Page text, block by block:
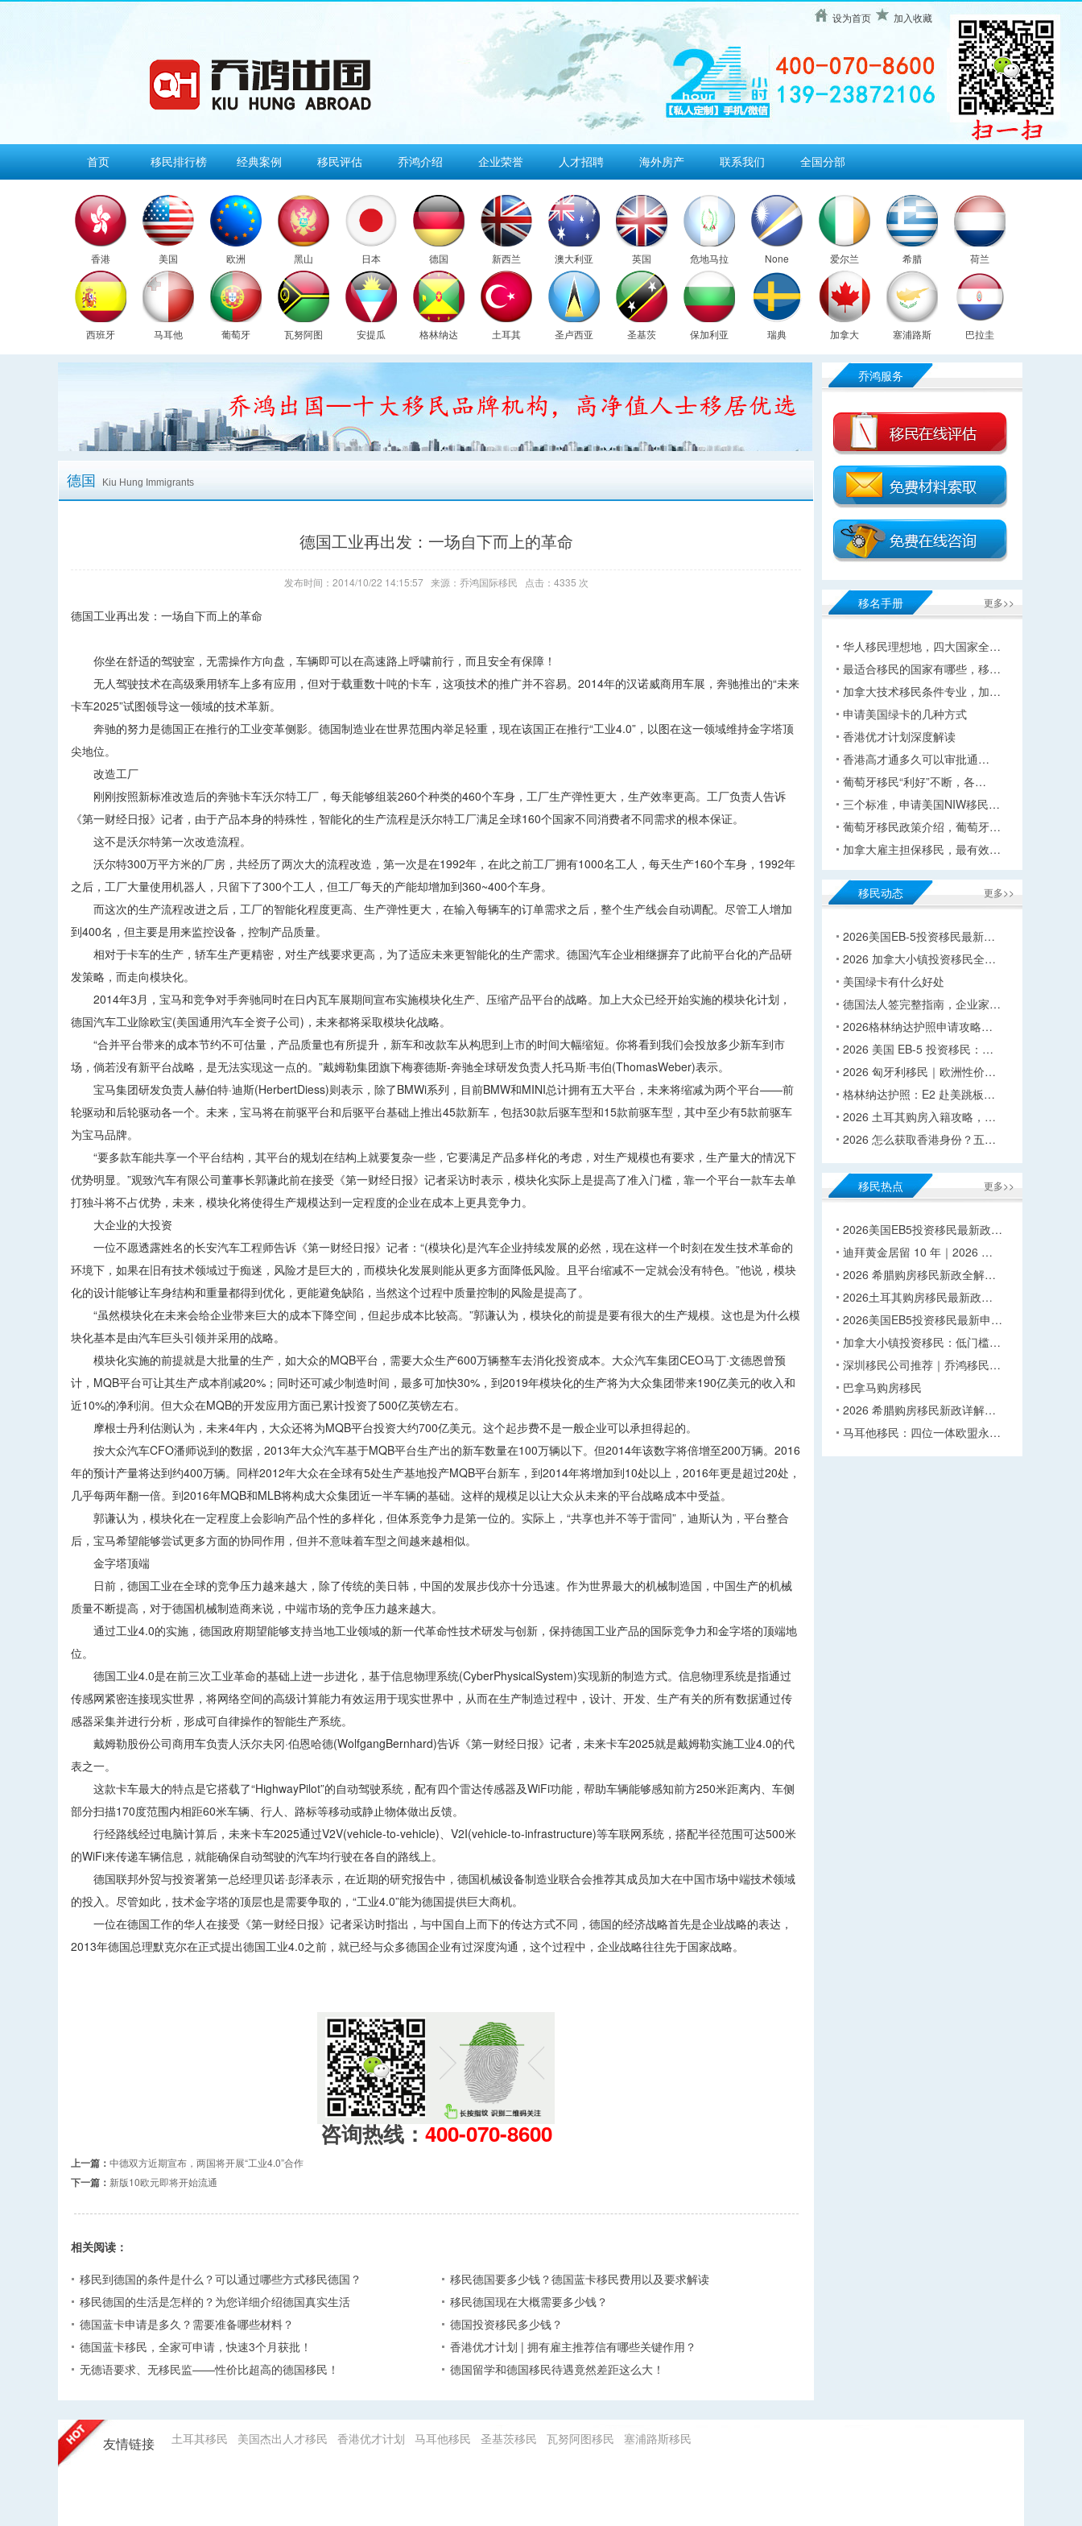
设为首页 加入收藏
首页 移民排行榜 经典案例 移民评估 乔鸿介绍 企业荣誉 人才招聘 海外房产 联系我们 全国分部
香港 美国 欧洲 黑山 日本 德国 新西兰 澳大利亚 英国 危地马拉 None 爱尔兰 希腊 荷兰
西班牙 马耳他 葡萄牙 瓦努阿图 安提瓜 格林纳达 土耳其 圣卢西亚 圣基茨 保加利亚 瑞典 加拿大 塞浦路斯 巴拉圭
德国 Kiu Hung Immigrants
德国工业再出发：一场自下而上的革命
发布时间：2014/10/22 14:15:57 来源：乔鸿国际移民 点击：4335 次
德国工业再出发：一场自下而上的革命
你坐在舒适的驾驶室，无需操作方向盘，车辆即可以在高速路上呼啸前行，而且安全有保障！
无人驾驶技术在高级乘用轿车上多有应用，但对于载重数十吨的卡车，这项技术的推广并不容易。2014年的汉诺威商用车展，奔驰推出的“未来
卡车2025”试图领导这一领域的技术革新。
奔驰的努力是德国正在推行的工业变革侧影。德国制造业在世界范围内举足轻重，现在该国正在推行“工业4.0”，以图在这一领域维持金字塔顶
尖地位。
改造工厂
刚刚按照新标准改造后的奔驰卡车沃尔特工厂，每天能够组装260个种类的460个车身，工厂生产弹性更大，生产效率更高。工厂负责人告诉
《第一财经日报》记者，由于产品本身的特殊性，智能化的生产流程是沃尔特工厂满足全球160个国家不同消费者不同需求的根本保证。
这不是沃尔特第一次改造流程。
沃尔特300万平方米的厂房，共经历了两次大的流程改造，第一次是在1992年，在此之前工厂拥有1000名工人，每天生产160个车身，1992年
之后，工厂大量使用机器人，只留下了300个工人，但工厂每天的产能却增加到360~400个车身。
而这次的生产流程改进之后，工厂的智能化程度更高、生产弹性更大，在输入每辆车的订单需求之后，整个生产线会自动调配。尽管工人增加
到400名，但主要是用来监控设备，控制产品质量。
相对于卡车的生产，轿车生产更精密，对生产线要求更高，为了适应未来更智能化的生产需求。德国汽车企业相继摒弃了此前平台化的产品研
发策略，而走向模块化。
2014年3月，宝马和竞争对手奔驰同时在日内瓦车展期间宣布实施模块化生产、压缩产品平台的战略。加上大众已经开始实施的模块化计划，
德国汽车工业除欧宝(美国通用汽车全资子公司)，未来都将采取模块化战略。
“合并平台带来的成本节约不可估量，产品质量也有所提升，新车和改款车从构思到上市的时间大幅缩短。你将看到我们会投放多少新车到市
场，倘若没有新平台战略，是无法实现这一点的。”戴姆勒集团旗下梅赛德斯-奔驰全球研发负责人托马斯·韦伯(ThomasWeber)表示。
宝马集团研发负责人赫伯特·迪斯(HerbertDiess)则表示，除了BMWi系列，目前BMW和MINI总计拥有五大平台，未来将缩减为两个平台——前
轮驱动和后轮驱动各一个。未来，宝马将在前驱平台和后驱平台基础上推出45款新车，包括30款后驱车型和15款前驱车型，其中至少有5款前驱车
为宝马品牌。
“要多款车能共享一个平台结构，其平台的规划在结构上就要复杂一些，它要满足产品多样化的考虑，对生产规模也有要求，生产量大的情况下
优势明显。”观致汽车有限公司董事长郭谦此前在接受《第一财经日报》记者采访时表示，模块化实际上是提高了准入门槛，靠一个平台一款车去单
打独斗将不占优势，未来，模块化将使得生产规模达到一定程度的企业在成本上更具竞争力。
大企业的大投资
一位不愿透露姓名的长安汽车工程师告诉《第一财经日报》记者：“(模块化)是汽车企业持续发展的必然，现在这样一个时刻在发生技术革命的
环境下，如果在旧有技术领域过于痴迷，风险才是巨大的，而模块化发展则能从更多方面降低风险。且平台缩减不一定就会没有特色。”他说，模块
化的设计能够让车身结构和重量都得到优化，更能避免缺陷，当然这个过程中质量控制的风险是提高了。
“虽然模块化在未来会给企业带来巨大的成本下降空间，但起步成本比较高。”郭谦认为，模块化的前提是要有很大的生产规模。这也是为什么模
块化基本是由汽车巨头引领并采用的战略。
模块化实施的前提就是大批量的生产，如大众的MQB平台，需要大众生产600万辆整车去消化投资成本。大众汽车集团CEO马丁·文德恩曾预
计，MQB平台可让其生产成本削减20%；同时还可减少制造时间，最多可加快30%，到2019年模块化的生产将为大众集团带来190亿美元的收入和
近10%的净利润。但大众在MQB的开发应用方面已累计投资了500亿英镑左右。
摩根士丹利估测认为，未来4年内，大众还将为MQB平台投资大约700亿美元。这个起步费不是一般企业可以承担得起的。
按大众汽车CFO潘师说到的数据，2013年大众汽车基于MQB平台生产出的新车数量在100万辆以下。但2014年该数字将倍增至200万辆。2016
年的预计产量将达到约400万辆。同样2012年大众在全球有5处生产基地投产MQB平台新车，到2014年将增加到10处以上，2016年更是超过20处，
几乎每两年翻一倍。到2016年MQB和MLB将构成大众集团近一半车辆的基础。这样的规模足以让大众从未来的平台战略成本中受益。
郭谦认为，模块化在一定程度上会影响产品个性的多样化，但体系竞争力是第一位的。实际上，“共享也并不等于雷同”，迪斯认为，平台整合
后，宝马希望能够尝试更多方面的协同作用，但并不意味着车型之间越来越相似。
金字塔顶端
日前，德国工业在全球的竞争压力越来越大，除了传统的美日韩，中国的发展步伐亦十分迅速。作为世界最大的机械制造国，中国生产的机械
质量不断提高，对于德国机械制造商来说，中端市场的竞争压力越来越大。
通过工业4.0的实施，德国政府期望能够支持当地工业领域的新一代革命性技术研发与创新，保持德国工业产品的国际竞争力和金字塔的顶端地
位。
德国工业4.0是在前三次工业革命的基础上进一步进化，基于信息物理系统(CyberPhysicalSystem)实现新的制造方式。信息物理系统是指通过
传感网紧密连接现实世界，将网络空间的高级计算能力有效运用于现实世界中，从而在生产制造过程中，设计、开发、生产有关的所有数据通过传
感器采集并进行分析，形成可自律操作的智能生产系统。
戴姆勒股份公司商用车负责人沃尔夫冈·伯恩哈德(WolfgangBernhard)告诉《第一财经日报》记者，未来卡车2025就是戴姆勒实施工业4.0的代
表之一。
这款卡车最大的特点是它搭载了“HighwayPilot”的自动驾驶系统，配有四个雷达传感器及WiFi功能，帮助车辆能够感知前方250米距离内、车侧
部分扫描170度范围内相距60米车辆、行人、路标等移动或静止物体做出反馈。
行经路线经过电脑计算后，未来卡车2025通过V2V(vehicle-to-vehicle)、V2I(vehicle-to-infrastructure)等车联网系统，搭配半径范围可达500米
的WiFi来传递车辆信息，就能确保自动驾驶的汽车均行驶在各自的路线上。
德国联邦外贸与投资署第一总经理贝诺·彭泽表示，在近期的研究报告中，德国机械设备制造业联合会推荐其成员加大在中国市场中端技术领域
的投入。尽管如此，技术金字塔的顶层也是需要争取的，“工业4.0”能为德国提供巨大商机。
一位在德国工作的华人在接受《第一财经日报》记者采访时指出，与中国自上而下的传达方式不同，德国的经济战略首先是企业战略的表达，
2013年德国总理默克尔在正式提出德国工业4.0之前，就已经与众多德国企业有过深度沟通，这个过程中，企业战略往往先于国家战略。
咨询热线： 400-070-8600
上一篇： 中德双方近期宣布，两国将开展“工业4.0”合作
下一篇： 新版10欧元即将开始流通
相关阅读：
移民到德国的条件是什么？可以通过哪些方式移民德国？
移民德国要多少钱？德国蓝卡移民费用以及要求解读
移民德国的生活是怎样的？为您详细介绍德国真实生活
移民德国现在大概需要多少钱？
德国蓝卡申请是多久？需要准备哪些材料？
德国投资移民多少钱？
德国蓝卡移民，全家可申请，快速3个月获批！
香港优才计划 | 拥有雇主推荐信有哪些关键作用？
无德语要求、无移民监——性价比超高的德国移民！
德国留学和德国移民待遇竟然差距这么大！
乔鸿服务
更多>>
移名手册
华人移民理想地，四大国家全…
最适合移民的国家有哪些，移…
加拿大技术移民条件专业，加…
申请美国绿卡的几种方式
香港优才计划深度解读
香港高才通多久可以审批通…
葡萄牙移民“利好”不断，各…
三个标准，申请美国NIW移民…
葡萄牙移民政策介绍，葡萄牙…
加拿大雇主担保移民，最有效…
更多>>
移民动态
2026美国EB-5投资移民最新…
2026 加拿大小镇投资移民全…
美国绿卡有什么好处
德国法人签完整指南，企业家…
2026格林纳达护照申请攻略…
2026 美国 EB-5 投资移民：…
2026 匈牙利移民｜欧洲性价…
格林纳达护照：E2 赴美跳板…
2026 土耳其购房入籍攻略，…
2026 怎么获取香港身份？五…
更多>>
移民热点
2026美国EB5投资移民最新政…
迪拜黄金居留 10 年｜2026 …
2026 希腊购房移民新政全解…
2026土耳其购房移民最新政…
2026美国EB5投资移民最新申…
加拿大小镇投资移民：低门槛…
深圳移民公司推荐｜乔鸿移民…
巴拿马购房移民
2026 希腊购房移民新政详解…
马耳他移民：四位一体欧盟永…
友情链接 土耳其移民 美国杰出人才移民 香港优才计划 马耳他移民 圣基茨移民 瓦努阿图移民 塞浦路斯移民